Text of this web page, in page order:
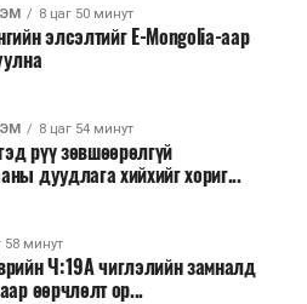
8 цаг 50 минут
элсэлтийг E-Mongolia-аар
8 цаг 54 минут
рүү зөвшөөрөлгүй
дуудлага хийхийг хориг...
58 минут
Ч:19А чиглэлийн замналд
өөрчлөлт ор...